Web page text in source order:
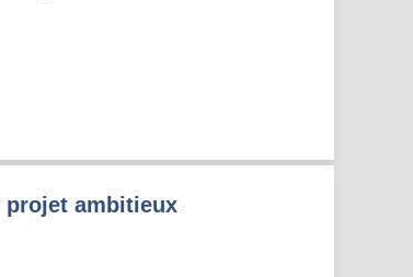
projet ambitieux